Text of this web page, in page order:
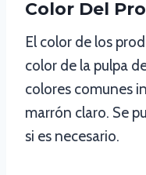
Color Del
El color de los
color de la pulpa
colores comunes
marrón claro. Se
si es necesario.